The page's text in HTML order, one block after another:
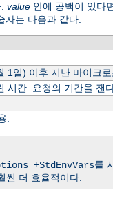
value 안에 공백이 있다
자는 다음과 같다.
1일) 이후 지난 마이크
시간. 요청의 기간을 잰
.
+StdEnvVars를
씬 더 효율적이다.